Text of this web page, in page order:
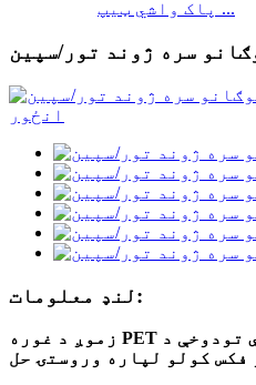
پاک واشي ټیپ ...
لنډ معلومات:
زموږ د غوره PET ټیپ معرفي کول: د لوړې تودوخې د
فکس کولو لپاره وروستۍ حل